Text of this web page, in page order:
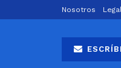
Nosotros